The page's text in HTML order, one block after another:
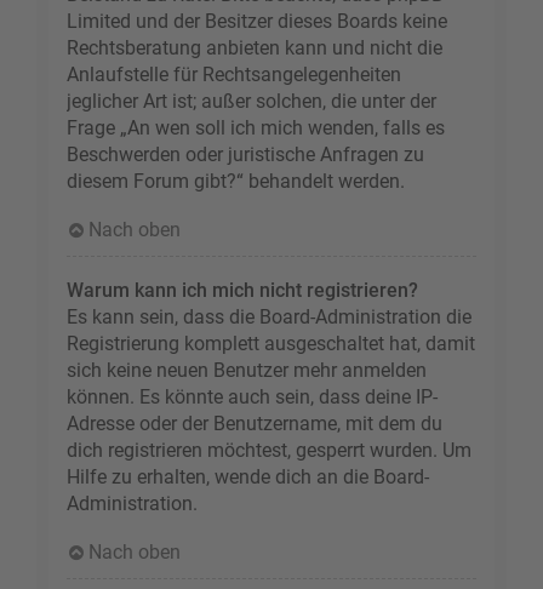
Limited und der Besitzer dieses Boards keine
Rechtsberatung anbieten kann und nicht die
Anlaufstelle für Rechtsangelegenheiten
jeglicher Art ist; außer solchen, die unter der
Frage „An wen soll ich mich wenden, falls es
Beschwerden oder juristische Anfragen zu
diesem Forum gibt?“ behandelt werden.
Nach oben
Warum kann ich mich nicht registrieren?
Es kann sein, dass die Board-Administration die
Registrierung komplett ausgeschaltet hat, damit
sich keine neuen Benutzer mehr anmelden
können. Es könnte auch sein, dass deine IP-
Adresse oder der Benutzername, mit dem du
dich registrieren möchtest, gesperrt wurden. Um
Hilfe zu erhalten, wende dich an die Board-
Administration.
Nach oben